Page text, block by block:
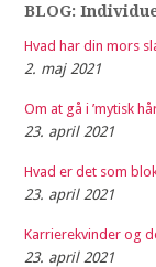
BLOG:
Hvad har din mors
2. maj 2021
Om at gå i ’mytisk
23. april 2021
Hvad er det som
23. april 2021
Karrierekvinder og
23. april 2021